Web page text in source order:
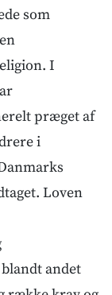
som
I
præget af
i
Loven
andet